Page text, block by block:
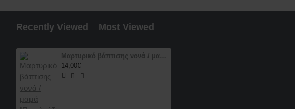
Recently Viewed Most Viewed
Μαρτυρικό βάπτισης νονά / μαμά "Πεταλούδα Boho"
14,00€